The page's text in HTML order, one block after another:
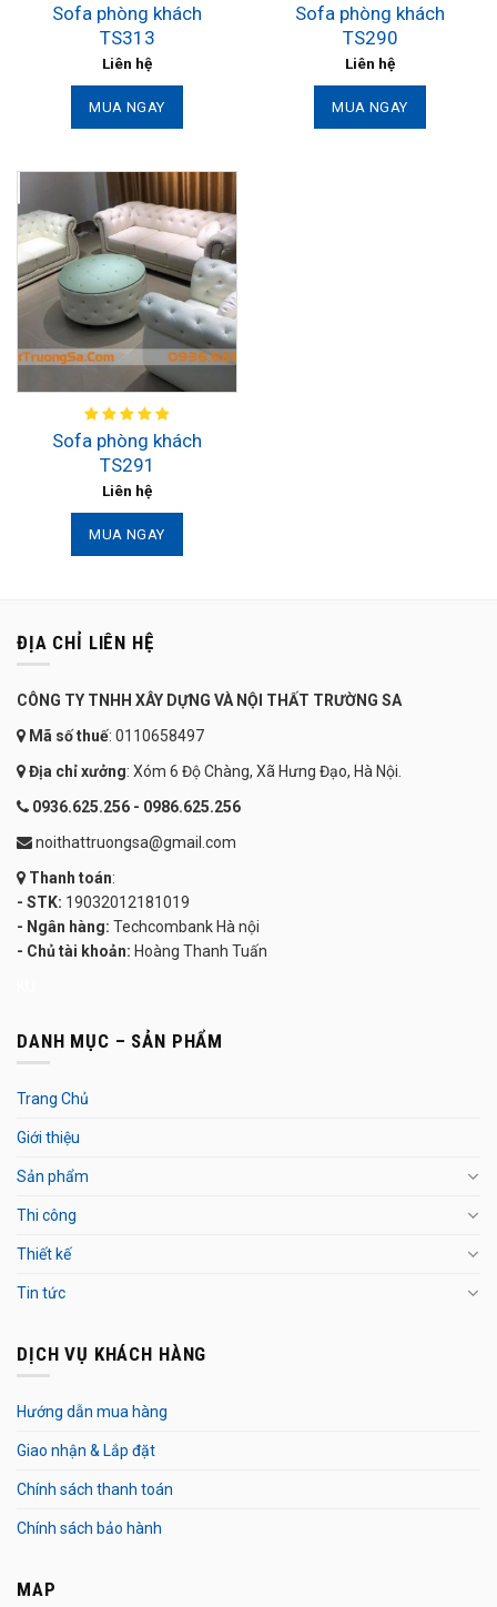
Sofa phòng khách
TS313
Liên hệ
MUA NGAY
Sofa phòng khách
TS290
Liên hệ
MUA NGAY
Sofa phòng khách
TS291
Liên hệ
MUA NGAY
ĐỊA CHỈ LIÊN HỆ
CÔNG TY TNHH XÂY DỰNG VÀ NỘI THẤT TRƯỜNG SA
Mã số thuế: 0110658497
Địa chỉ xưởng: Xóm 6 Độ Chàng, Xã Hưng Đạo, Hà Nội.
0936.625.256 - 0986.625.256
noithattruongsa@gmail.com
Thanh toán:
- STK: 19032012181019
- Ngân hàng: Techcombank Hà nội
- Chủ tài khoản: Hoàng Thanh Tuấn
DANH MỤC – SẢN PHẨM
Trang Chủ
Giới thiệu
Sản phẩm
Thi công
Thiết kế
Tin tức
DỊCH VỤ KHÁCH HÀNG
Hướng dẫn mua hàng
Giao nhận & Lắp đặt
Chính sách thanh toán
Chính sách bảo hành
MAP